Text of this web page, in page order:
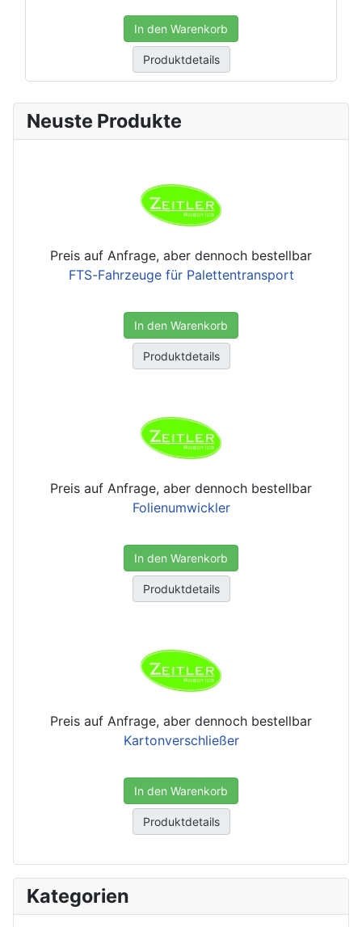
Kategorien
In den Warenkorb
Produktdetails
Neuste Produkte
Preis auf Anfrage, aber dennoch bestellbar
FTS-Fahrzeuge für Palettentransport
In den Warenkorb
Produktdetails
Preis auf Anfrage, aber dennoch bestellbar
Folienumwickler
In den Warenkorb
Produktdetails
Preis auf Anfrage, aber dennoch bestellbar
Kartonverschließer
In den Warenkorb
Produktdetails